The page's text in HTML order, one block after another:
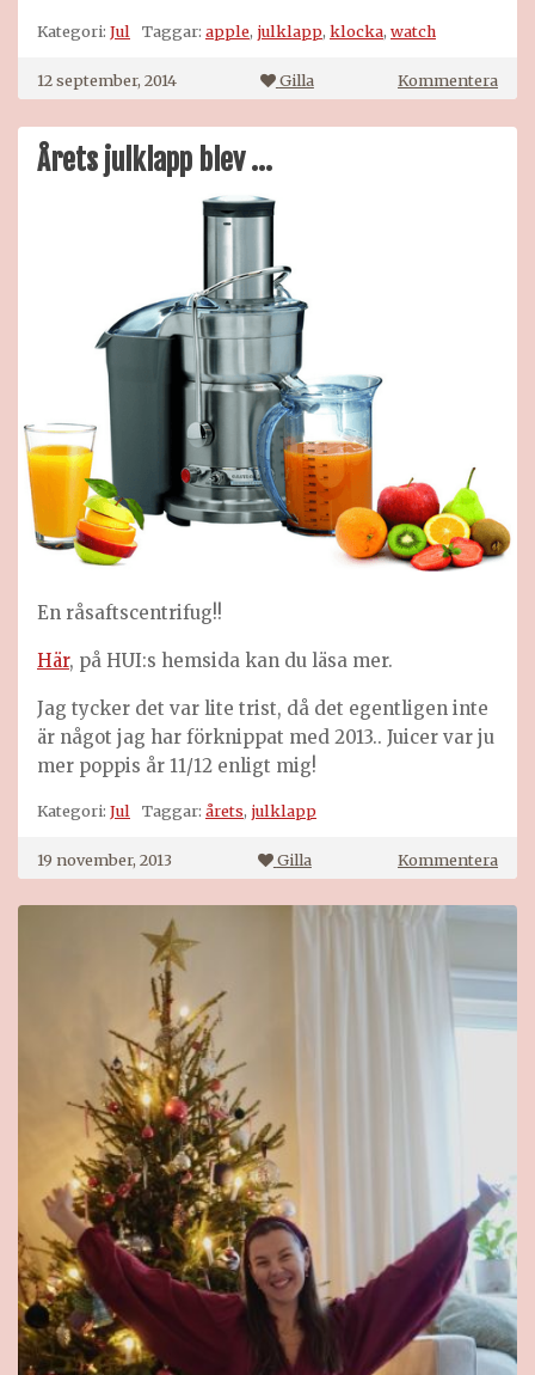
Kategori: Jul Taggar: apple, julklapp, klocka, watch
12 september, 2014 Gilla Kommenterapå
Årets julklapp blev …
En råsaftscentrifug!!
Här, på HUI:s hemsida kan du läsa mer.
Jag tycker det var lite trist, då det egentligen inte
är något jag har förknippat med 2013.. Juicer var ju
mer poppis år 11/12 enligt mig!
Kategori: Jul Taggar: årets, julklapp
19 november, 2013 Gilla Kommenterapå